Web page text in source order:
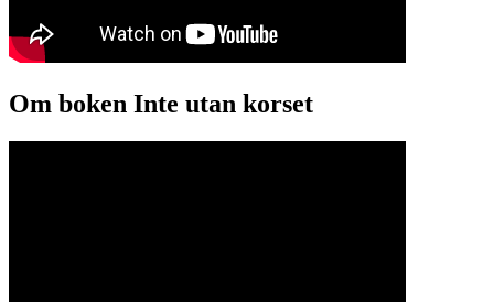
Om boken Inte utan korset